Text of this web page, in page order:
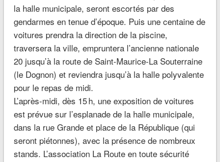
la halle municipale, seront escortés par des
gendarmes en tenue d’époque. Puis une centaine de
voitures prendra la direction de la piscine,
traversera la ville, empruntera l’ancienne nationale
20 jusqu’à la route de Saint-Maurice-La Souterraine
(le Dognon) et reviendra jusqu’à la halle polyvalente
pour le repas de midi.
L’après-midi, dès 15 h, une exposition de voitures
est prévue sur l’esplanade de la halle municipale,
dans la rue Grande et place de la République (qui
seront piétonnes), avec la présence de nombreux
stands. L’association La Route en toute sécurité